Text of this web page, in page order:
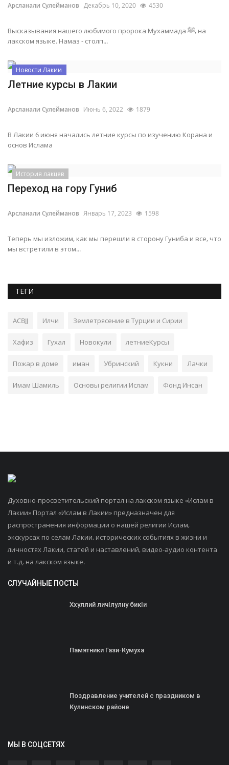
Арсланали Сулейманов Декабрь 10, 2020 4530
Высказывания нашего любимого пророка Мухаммада ﷺ, на
лакском языке. Намаз - столп...
Новости Лакии
Летние курсы в Лакии
Арсланали Сулейманов Июнь 6, 2022 1879
В Лакии 6 июня начались летние курсы по изучению Корана и
основ Ислама
История лакцев
Переход на гору Гуниб
Арсланали Сулейманов Январь 17, 2023 1598
Теперь мы изложим, как мы перешли в сторону Гуниба и все, что
мы встретили в этом...
ТЕГИ
ACBJJ Илчи Землетрясение в Турции и Сирии
Хафиз Гухал Новокули летниеКурсы
Пожар в доме иман Убринский Кукни Лачки
Имам Шамиль Основы религии Ислам Фонд Инсан
Духовно-просветительский портал на лакском языке «Ислам в
Лакии» Портал «Ислам в Лакии» предназначен для
распространения информации о нашей религии Ислам,
экскурсах по селам Лакии, исторических событиях в жизни и
личностях Лакии, статей и наставлений, видео-аудио контента
и т.д. на лакском языке.
СЛУЧАЙНЫЕ ПОСТЫ
Ххуллий личIлулну бикIи
Памятники Гази-Кумуха
Поздравление учителей с праздником в
Кулинском районе
МЫ В СОЦСЕТЯХ